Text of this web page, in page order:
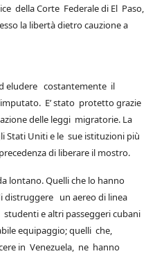
della Corte Federale di El Paso,
la libertà dietro cauzione a
eludere costantemente il
E’ stato protetto grazie
delle leggi migratorie. La
Uniti e le sue istituzioni più
di liberare il mostro.
lontano. Quelli che lo hanno
un aereo di linea
e altri passeggeri cubani
equipaggio; quelli che,
in Venezuela, ne hanno